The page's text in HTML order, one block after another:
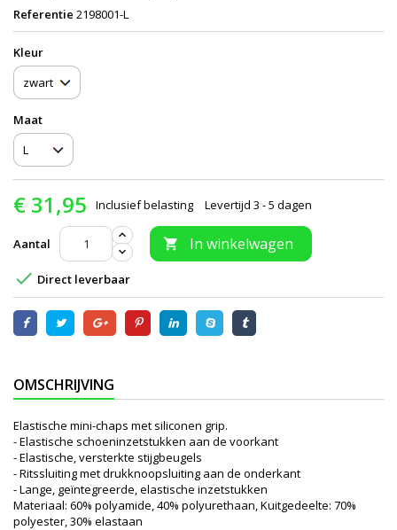
Referentie 2198001-L
Kleur
Maat
€ 31,95 Inclusief belasting Levertijd 3 - 5 dagen
Aantal  In winkelwagen
 Direct leverbaar
OMSCHRIJVING
Elastische mini-chaps met siliconen grip.
- Elastische schoeninzetstukken aan de voorkant
- Elastische, versterkte stijgbeugels
- Ritssluiting met drukknoopsluiting aan de onderkant
- Lange, geïntegreerde, elastische inzetstukken
Materiaal: 60% polyamide, 40% polyurethaan, Kuitgedeelte: 70%
polyester, 30% elastaan